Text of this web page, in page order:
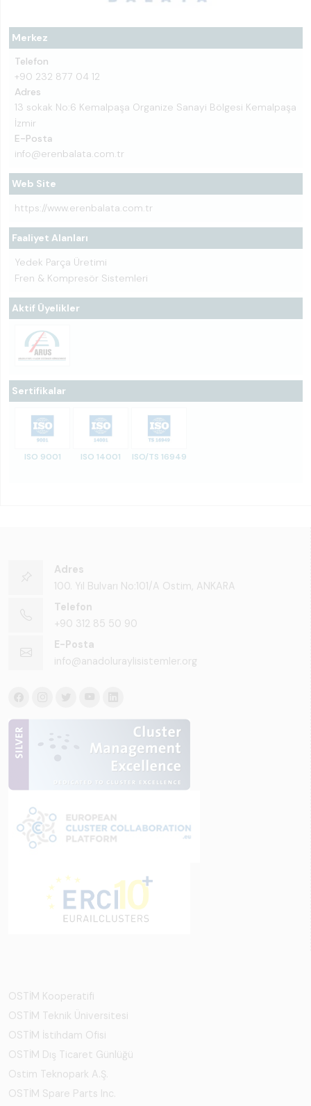
Merkez
Telefon
+90 232 877 04 12
Adres
13 sokak No:6 Kemalpaşa Organize Sanayi Bölgesi Kemalpaşa
İzmir
E-Posta
info@erenbalata.com.tr
Web Site
https://www.erenbalata.com.tr
Faaliyet Alanları
Yedek Parça Üretimi
Fren & Kompresör Sistemleri
Aktif Üyelikler
Sertifikalar
ISO 9001 ISO 14001 ISO/TS 16949
Adres
100. Yıl Bulvarı No:101/A Ostim, ANKARA
Telefon
+90 312 85 50 90
E-Posta
info@anadoluraylisistemler.org
OSTİM Kooperatifi
OSTİM Teknik Üniversitesi
OSTİM İstihdam Ofisi
OSTİM Dış Ticaret Günlüğü
Ostim Teknopark A.Ş.
OSTİM Spare Parts Inc.